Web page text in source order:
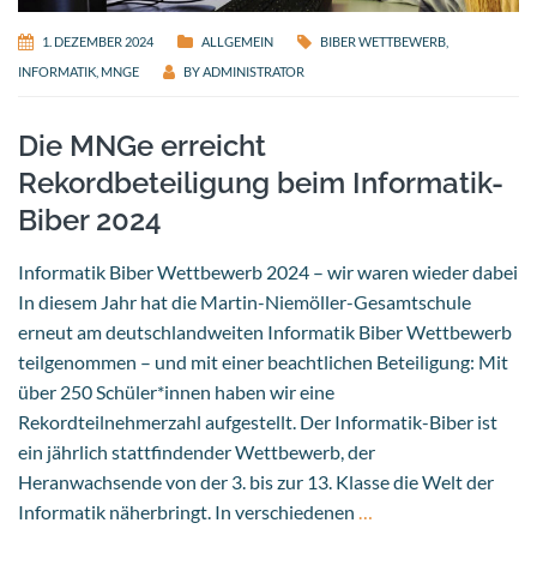
1. DEZEMBER 2024 ALLGEMEIN BIBER WETTBEWERB
INFORMATIK MNGE BYADMINISTRATOR
Die MNGe erreicht
Rekordbeteiligung beim Informatik-
Biber 2024
Informatik Biber Wettbewerb 2024 – wir waren wieder dabei
In diesem Jahr hat die Martin-Niemöller-Gesamtschule
erneut am deutschlandweiten Informatik Biber Wettbewerb
teilgenommen – und mit einer beachtlichen Beteiligung: Mit
über 250 Schüler*innen haben wir eine
Rekordteilnehmerzahl aufgestellt. Der Informatik-Biber ist
ein jährlich stattfindender Wettbewerb, der
Heranwachsende von der 3. bis zur 13. Klasse die Welt der
Informatik näherbringt. In verschiedenen …